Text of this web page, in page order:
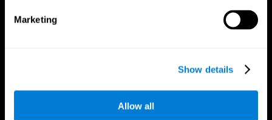
Marketing
Show details
Allow all